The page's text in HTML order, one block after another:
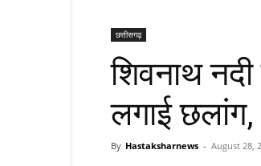
छत्तीसगढ़
शिवनाथ
लगाई छलांग,
By Hastaksharnews - August 28,